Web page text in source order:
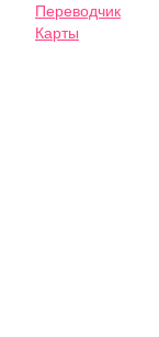
Переводчик
Карты